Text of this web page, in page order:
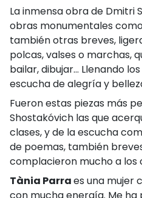
La inmensa obra de Dmitri
obras monumentales
también otras breves,
polcas, valses o marchas,
bailar, dibujar… Llenando
escucha de alegría y
Fueron estas piezas más
Shostakóvich las que
clases, y de la escucha
de poemas, también
complacieron mucho a los
Tània Parraes una mujer